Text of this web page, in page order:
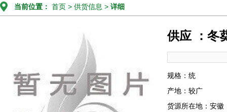
当前位置： 首页 > 供货信息 > 详细
供应 ：冬
规格：统
产地：较广
货源所在地：安徽